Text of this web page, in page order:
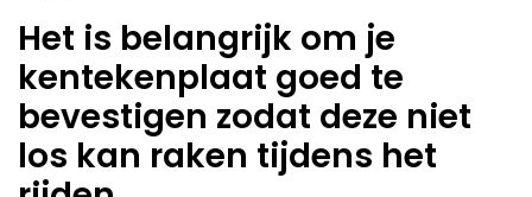
Het is belangrijk om je
kentekenplaat goed te
bevestigen zodat deze niet
los kan raken tijdens het